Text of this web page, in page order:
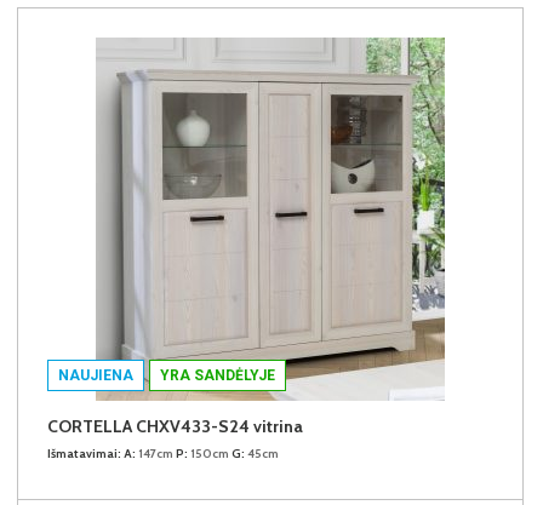
NAUJIENA YRA SANDĖLYJE
CORTELLA CHXV433-S24 vitrina
Išmatavimai: A: 147cm P: 150cm G: 45cm